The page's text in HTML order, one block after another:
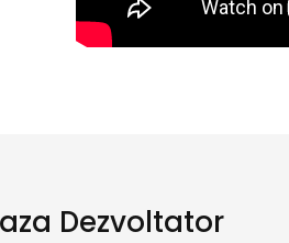
Dezvoltator